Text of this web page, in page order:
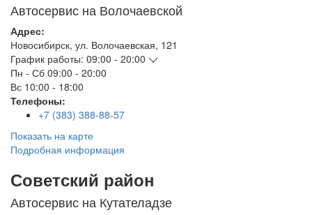
Автосервис на Волочаевской
Адрес:
Новосибирск, ул. Волочаевская, 121
График работы: 09:00 - 20:00
Пн - Сб 09:00 - 20:00
Вс 10:00 - 18:00
Телефоны:
+7 (383) 388-88-57
Показать на карте
Подробная информация
Советский район
Автосервис на Кутателадзе